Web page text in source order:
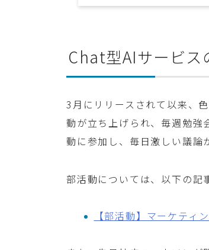
Chat型AIサービス
3月にリリースされて以来、
動が立ち上げられ、毎週勉強
動に参加し、毎日激しい議論
部活動については、以下の記
【部活動】マーケティ